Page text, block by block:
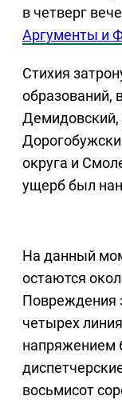
в четверг
Аргументы и
Стихия
образований,
Демидовский,
округа и
ущерб был
На данный
остаются
Повреждения
четырех
напряжением
восьмисот